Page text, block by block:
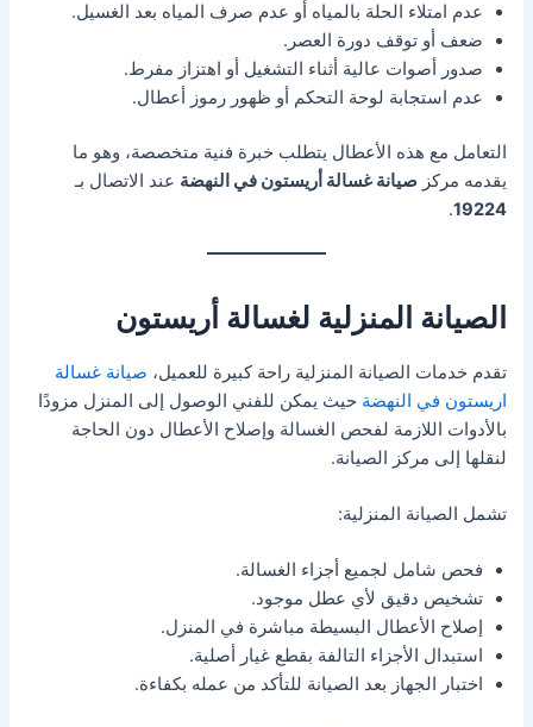
عدم امتلاء الحلة بالمياه أو عدم صرف المياه بعد الغسيل.
ضعف أو توقف دورة العصر.
صدور أصوات عالية أثناء التشغيل أو اهتزاز مفرط.
عدم استجابة لوحة التحكم أو ظهور رموز أعطال.
التعامل مع هذه الأعطال يتطلب خبرة فنية متخصصة، وهو ما
يقدمه مركزصيانة غسالة أريستون في النهضة عند الاتصال بـ
19224
.
الصيانة المنزلية لغسالة أريستون
تقدم خدمات الصيانة المنزلية راحة كبيرة للعميل، صيانة غسالة
اريستون في النهضة حيث يمكن للفني الوصول إلى المنزل مزودًا
بالأدوات اللازمة لفحص الغسالة وإصلاح الأعطال دون الحاجة
لنقلها إلى مركز الصيانة.
تشمل الصيانة المنزلية:
فحص شامل لجميع أجزاء الغسالة.
تشخيص دقيق لأي عطل موجود.
إصلاح الأعطال البسيطة مباشرة في المنزل.
استبدال الأجزاء التالفة بقطع غيار أصلية.
اختبار الجهاز بعد الصيانة للتأكد من عمله بكفاءة.